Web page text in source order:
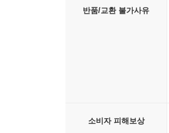
반품/교환 불가사유
소비자 피해보상